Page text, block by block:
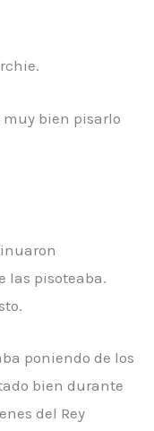
muy bien pisarlo
las pisoteaba.
poniendo de los
bien durante
del Rey